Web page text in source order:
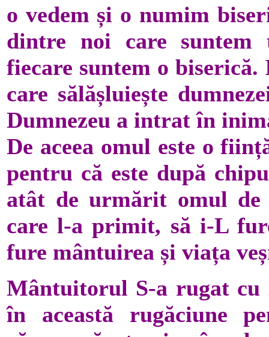
o vedem și o numim
dintre noi care suntem
fiecare suntem o
care sălășluiește
Dumnezeu a intrat în
De aceea omul este o
pentru că este după
atât de urmărit omul
care l-a primit, să i-L
fure mântuirea și viața
Mântuitorul S-a rugat cu
în această rugăciune